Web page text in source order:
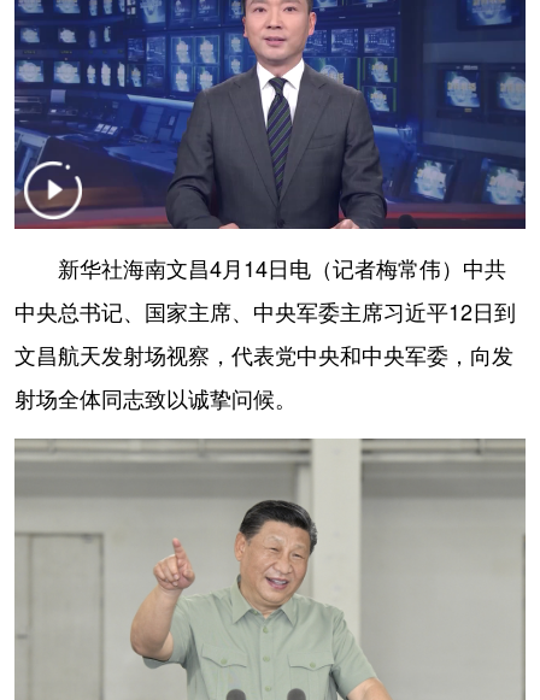
彩票 娱乐 时尚
公益 一带一路 上市公司
文化产业
辽宁 吉林 上海 江苏
浙江 安徽
山东 河南 湖南
广东 广西 重庆
甘肃 青海
内蒙古 黑龙江
新华社海南文昌4月14日电（记者梅常伟）中共
中央总书记、国家主席、中央军委主席习近平12日到
文昌航天发射场视察，代表党中央和中央军委，向发
射场全体同志致以诚挚问候。